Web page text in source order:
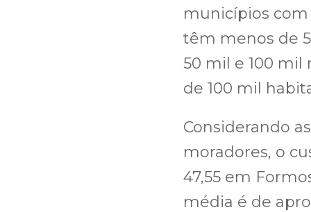
municípios com
têm menos de
50 mil e 100 mil
de 100 mil
Considerando
moradores, o
47,55 em
média é de